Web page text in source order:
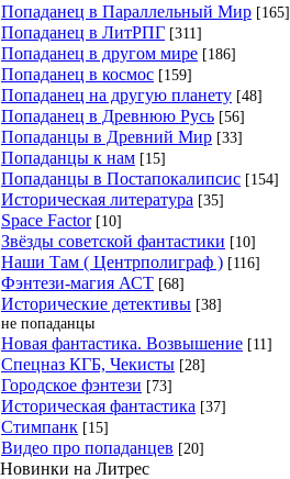
Попаданец в Параллельный Мир [165]
Попаданец в ЛитРПГ [311]
Попаданец в другом мире [186]
Попаданец в космос [159]
Попаданец на другую планету [48]
Попаданец в Древнюю Русь [56]
Попаданцы в Древний Мир [33]
Попаданцы к нам [15]
Попаданцы в Постапокалипсис [154]
Историческая литература [35]
Space Factor [10]
Звёзды советской фантастики [10]
Наши Там ( Центрполиграф ) [116]
Фэнтези-магия АСТ [68]
Исторические детективы [38]
не попаданцы
Новая фантастика. Возвышение [11]
Спецназ КГБ, Чекисты [28]
Городское фэнтези [73]
Историческая фантастика [37]
Стимпанк [15]
Видео про попаданцев [20]
Новинки на Литрес